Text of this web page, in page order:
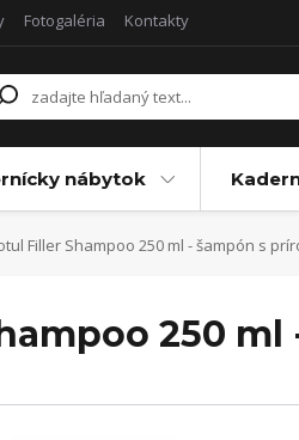
Fotogaléria Kontakty
nábytok
Filler Shampoo 250 ml - šampón s
250